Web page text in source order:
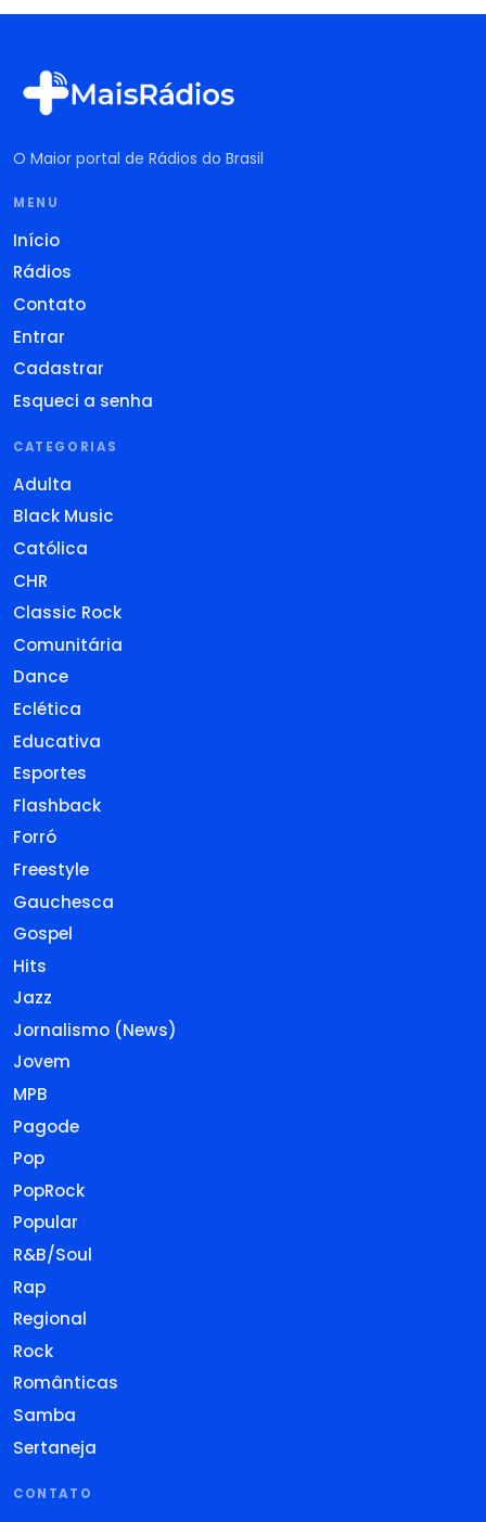
O Maior portal de Rádios do Brasil
MENU
Início
Rádios
Contato
Entrar
Cadastrar
Esqueci a senha
CATEGORIAS
Adulta
Black Music
Católica
CHR
Classic Rock
Comunitária
Dance
Eclética
Educativa
Esportes
Flashback
Forró
Freestyle
Gauchesca
Gospel
Hits
Jazz
Jornalismo (News)
Jovem
MPB
Pagode
Pop
PopRock
Popular
R&B/Soul
Rap
Regional
Rock
Românticas
Samba
Sertaneja
CONTATO